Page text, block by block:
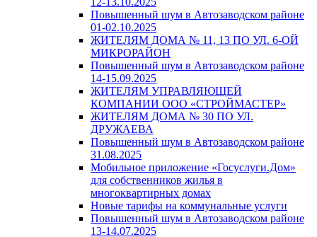
Повышенный шум в Автозаводском районе
01-02.10.2025
ЖИТЕЛЯМ ДОМА № 11, 13 ПО УЛ. 6-ОЙ
МИКРОРАЙОН
Повышенный шум в Автозаводском районе
14-15.09.2025
ЖИТЕЛЯМ УПРАВЛЯЮЩЕЙ
КОМПАНИИ ООО «СТРОЙМАСТЕР»
ЖИТЕЛЯМ ДОМА № 30 ПО УЛ.
ДРУЖАЕВА
Повышенный шум в Автозаводском районе
31.08.2025
Мобильное приложение «Госуслуги.Дом»
для собственников жилья в
многоквартирных домах
Новые тарифы на коммунальные услуги
Повышенный шум в Автозаводском районе
13-14.07.2025